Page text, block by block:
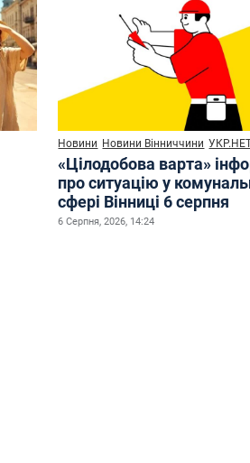
Новини Новини Вінниччини
«Цілодобова варта»
про ситуацію у
сфері Вінниці 6 серпня
6 Серпня, 2026, 14:24